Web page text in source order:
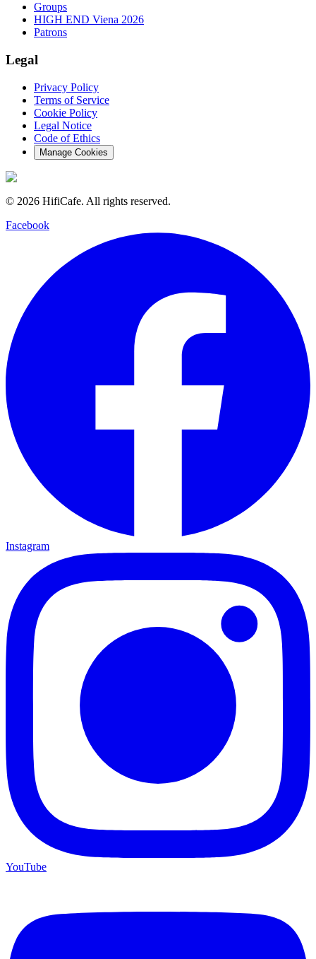
Groups
HIGH END Viena 2026
Patrons
Legal
Privacy Policy
Terms of Service
Cookie Policy
Legal Notice
Code of Ethics
Manage Cookies
© 2026 HifiCafe. All rights reserved.
Facebook
Instagram
YouTube